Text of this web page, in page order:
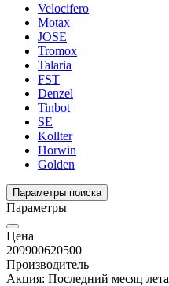
Velocifero
Motax
JOSE
Tromox
Talaria
FST
Denzel
Tinbot
SE
Kollter
Horwin
Golden
Параметры поиска
Параметры
Цена
209900620500
Производитель
Акция: Последний месяц лета